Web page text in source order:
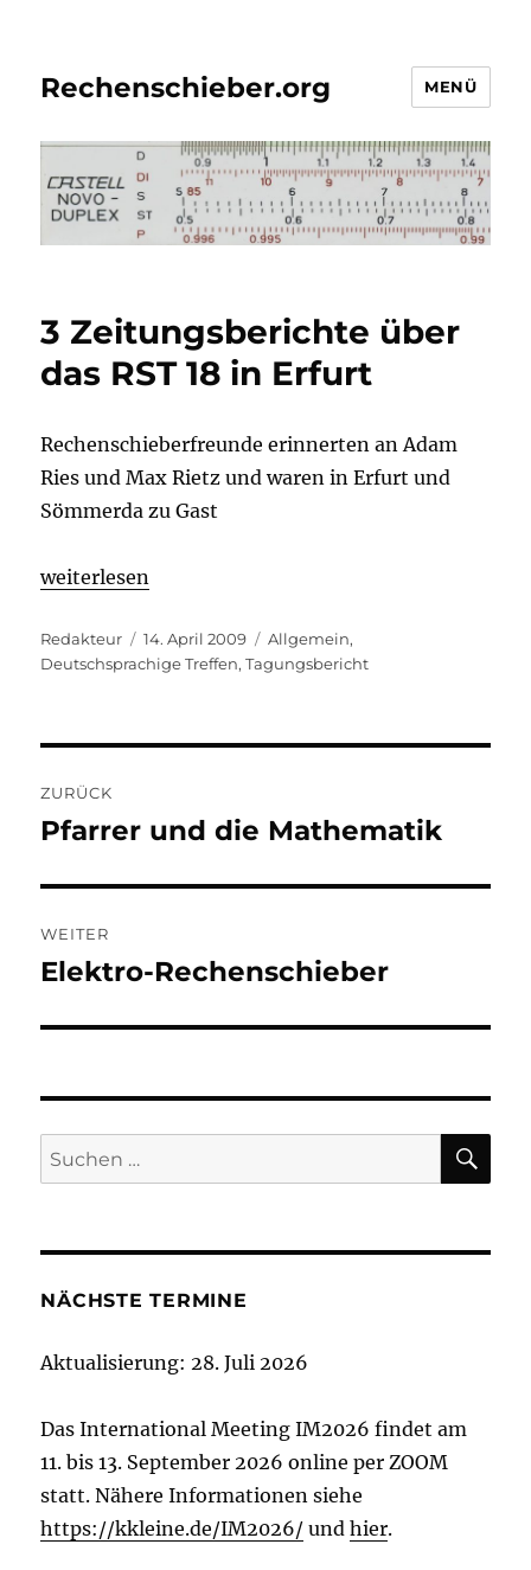
Rechenschieber.org MENÜ
3 Zeitungsberichte über
das RST 18 in Erfurt
Rechenschieberfreunde erinnerten an Adam
Ries und Max Rietz und waren in Erfurt und
Sömmerda zu Gast
weiterlesen
Autor
Redakteur
Veröffentlicht
am
14. April 2009 Kategorien
Allgemein,
Deutschsprachige Treffen,Tagungsbericht
ZURÜCK
Vorheriger
Pfarrer und die Mathematik
WEITER
Nächster
Elektro-Rechenschieber
Suchen
nach:
NÄCHSTE TERMINE
Aktualisierung: 28. Juli 2026
Das International Meeting IM2026 findet am
11. bis 13. September 2026 online per ZOOM
statt. Nähere Informationen siehe
https://kkleine.de/IM2026/ undhier.